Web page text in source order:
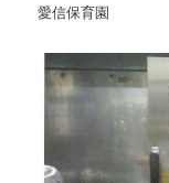
愛信保育園